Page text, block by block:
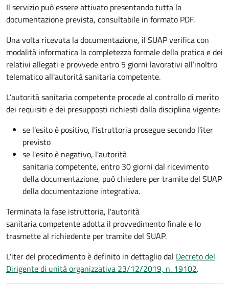
Il servizio può essere attivato presentando tutta la
documentazione prevista, consultabile in formato PDF.
Una volta ricevuta la documentazione, il SUAP verifica con
modalità informatica la completezza formale della pratica e dei
relativi allegati e provvede entro 5 giorni lavorativi all’inoltro
telematico all'autorità sanitaria competente.
L’autorità sanitaria competente procede al controllo di merito
dei requisiti e dei presupposti richiesti dalla disciplina vigente:
se l'esito è positivo, l'istruttoria prosegue secondo l'iter
previsto
se l'esito è negativo, l'autorità
sanitaria competente, entro 30 giorni dal ricevimento
della documentazione, può chiedere per tramite del SUAP
della documentazione integrativa.
Terminata la fase istruttoria, l'autorità
sanitaria competente adotta il provvedimento finale e lo
trasmette al richiedente per tramite del SUAP.
L'iter del procedimento è definito in dettaglio dal Decreto del
Dirigente di unità organizzativa 23/12/2019, n. 19102.